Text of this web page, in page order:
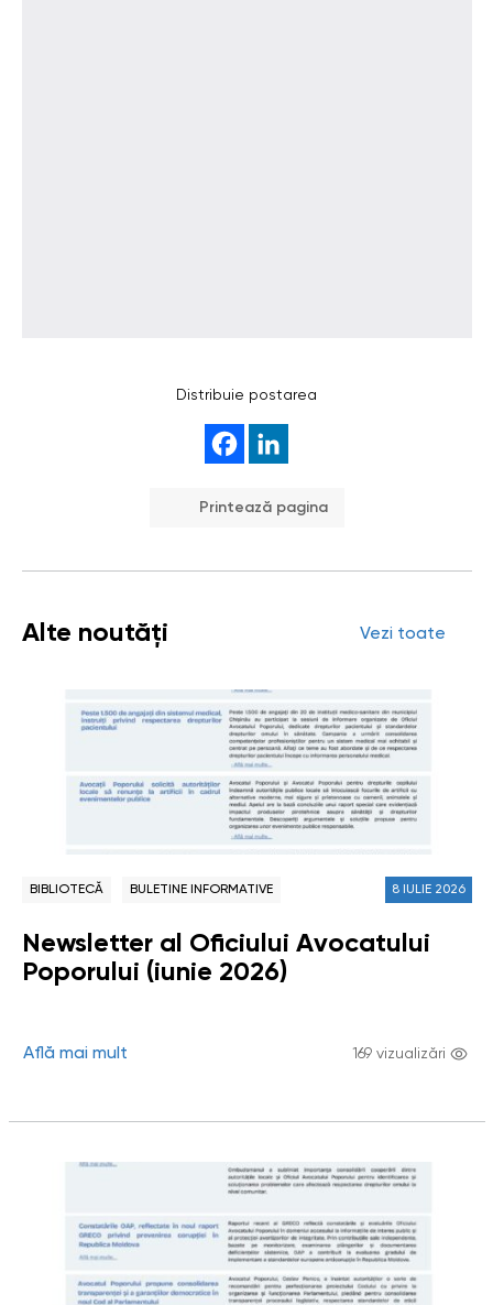
Distribuie postarea
Printează pagina
Alte noutăți Vezi toate
BIBLIOTECĂ BULETINE INFORMATIVE 8 IULIE 2026
Newsletter al Oficiului Avocatului
Poporului (iunie 2026)
Află mai mult 169 vizualizări